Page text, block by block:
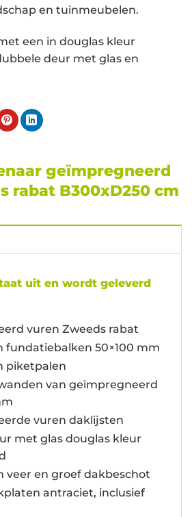
en tuinmeubelen.
een in douglas kleur
deur met glas en
geïmpregneerd
rabat B300xD250 cm
uit en wordt geleverd
vuren Zweeds rabat
fundatiebalken 50×100 mm
piketpalen
van geïmpregneerd
vuren daklijsten
met glas douglas kleur
veer en groef dakbeschot
antraciet, inclusief